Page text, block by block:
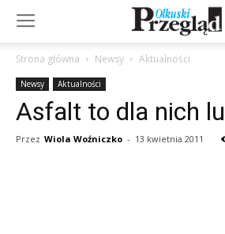
Strona główna Newsy Aktualności
Newsy Aktualności
Asfalt to dla nich
Przez Wiola Woźniczko - 13 kwietnia 2011